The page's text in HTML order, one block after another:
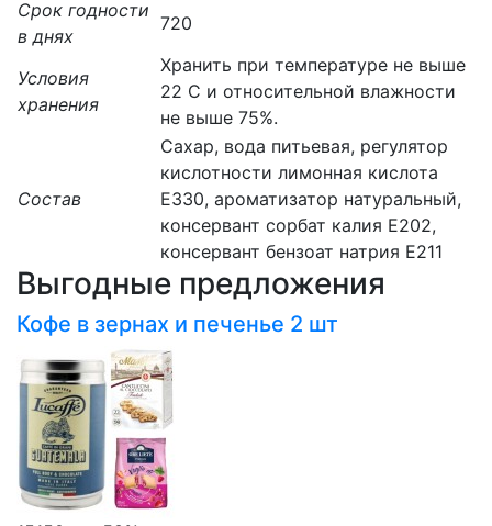
Срок годности
в днях
720
Условия
хранения
Хранить при температуре не выше
22 С и относительной влажности
не выше 75%.
Состав
Сахар, вода питьевая, регулятор
кислотности лимонная кислота
Е330, ароматизатор натуральный,
консервант сорбат калия Е202,
консервант бензоат натрия Е211
Выгодные предложения
Кофе в зернах и печенье 2 шт